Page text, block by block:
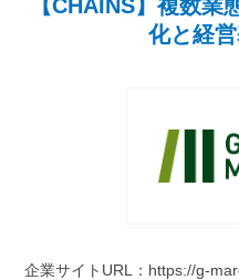
【CHAINS】複数業
化と経
企業サイトURL： https://g-